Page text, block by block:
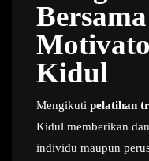
Kidul
Mengikuti pelatihan
Kidul memberikan
individu maupun